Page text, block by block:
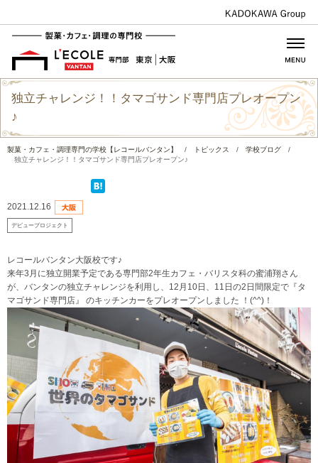
独立チャレンジ！！タマゴサンド専門店プレオープン
♪
製菓・カフェ・調理専門の学校【レコールバンタン】 / トピックス / 学校ブログ
/
独立チャレンジ！！タマゴサンド専門店プレオープン♪
2021.12.16
デビュープロジェクト
レコールバンタン大阪校です♪
来年3月に独立開業予定である専門部2年生カフェ・バリスタ科の蜜浦翔さん
が、バンタンの独立チャレンジを利用し、12月10日、11日の2日間限定で『タ
マゴサンド専門店』 のキッチンカーをプレオープンしました ！(^^)！